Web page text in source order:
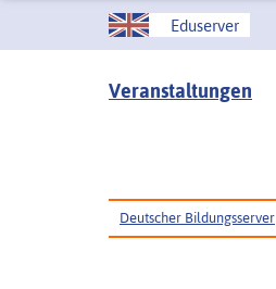
Eduserver
Veranstaltungen
Deutscher Bildungsserver